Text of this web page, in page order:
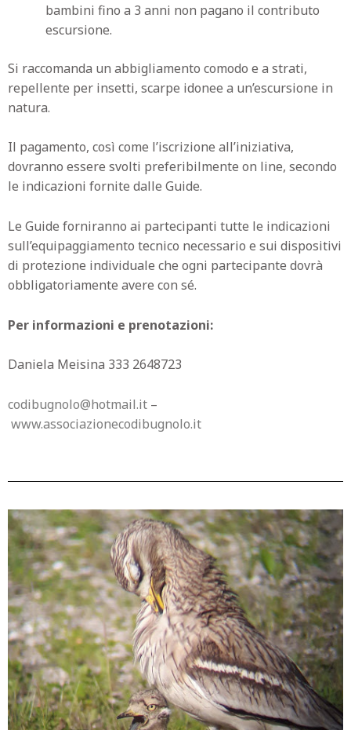
bambini fino a 3 anni non pagano il contributo
escursione.
Si raccomanda un abbigliamento comodo e a strati,
repellente per insetti, scarpe idonee a un’escursione in
natura.
Il pagamento, così come l’iscrizione all’iniziativa,
dovranno essere svolti preferibilmente on line, secondo
le indicazioni fornite dalle Guide.
Le Guide forniranno ai partecipanti tutte le indicazioni
sull’equipaggiamento tecnico necessario e sui dispositivi
di protezione individuale che ogni partecipante dovrà
obbligatoriamente avere con sé.
Per informazioni e prenotazioni:
Daniela Meisina 333 2648723
codibugnolo@hotmail.it –
www.associazionecodibugnolo.it